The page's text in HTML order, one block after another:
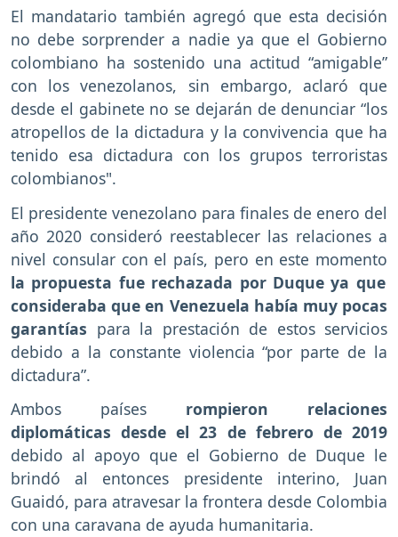
El mandatario también agregó que esta decisión
no debe sorprender a nadie ya que el Gobierno
colombiano ha sostenido una actitud “amigable”
con los venezolanos, sin embargo, aclaró que
desde el gabinete no se dejarán de denunciar “los
atropellos de la dictadura y la convivencia que ha
tenido esa dictadura con los grupos terroristas
colombianos".
El presidente venezolano para finales de enero del
año 2020 consideró reestablecer las relaciones a
nivel consular con el país, pero en este momento
la propuesta fue rechazada por Duque ya que
consideraba que en Venezuela había muy pocas
garantías para la prestación de estos servicios
debido a la constante violencia “por parte de la
dictadura”.
Ambos países rompieron relaciones
diplomáticas desde el 23 de febrero de 2019
debido al apoyo que el Gobierno de Duque le
brindó al entonces presidente interino, Juan
Guaidó, para atravesar la frontera desde Colombia
con una caravana de ayuda humanitaria.